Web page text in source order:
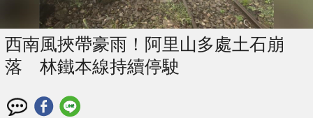
西南風挾帶豪雨！阿里山多處土石崩
落 林鐵本線持續停駛